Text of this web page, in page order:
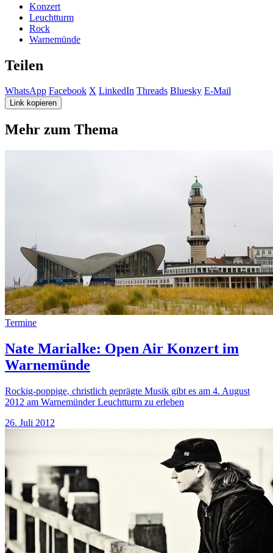
Konzert
Leuchtturm
Rock
Warnemünde
Teilen
WhatsApp Facebook X LinkedIn Threads Bluesky E-Mail
Link kopieren
Mehr zum Thema
Termine
Nate Marialke: Open Air Konzert im
Warnemünde
Rockig-poppige, christlich geprägte Musik gibt es am 4. August
2012 am Warnemünder Leuchtturm zu erleben
26. Juli 2012